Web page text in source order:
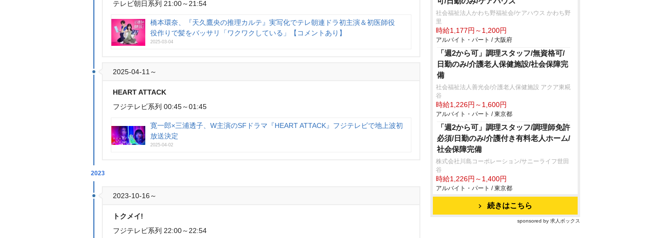
テレビ朝日系列 21:00～21:54
橋本環奈、『天久鷹央の推理カルテ』実写化でテレ朝連ドラ初主演＆初医師役
役作りで髪をバッサリ「ワクワクしている」【コメントあり】
2025-03-04
2025-04-11～
HEART ATTACK
フジテレビ系列 00:45～01:45
寛一郎×三浦透子、W主演のSFドラマ『HEART ATTACK』フジテレビで地上波初
放送決定
2025-04-02
2023
2023-10-16～
トクメイ!
フジテレビ系列 22:00～22:54
社会福祉法人かわち野福祉会/ケアハウス かわち野
里
時給1,177円～1,200円
アルバイト・パート / 大阪府
「週2から可」調理スタッフ/無資格可/
日勤のみ/介護老人保健施設/社会保障完
備
社会福祉法人善光会/介護老人保健施設 アクア東糀
谷
時給1,226円～1,600円
アルバイト・パート / 東京都
「週2から可」調理スタッフ/調理師免許
必須/日勤のみ/介護付き有料老人ホーム/
社会保障完備
株式会社川島コーポレーション/サニーライフ世田
谷
時給1,226円～1,400円
アルバイト・パート / 東京都
続きはこちら
sponsored by 求人ボックス